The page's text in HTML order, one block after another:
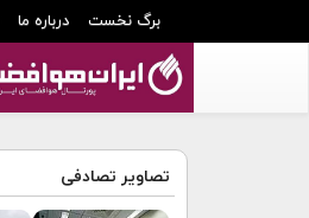
برگ نخست درباره ما
تصاویر تصادفی